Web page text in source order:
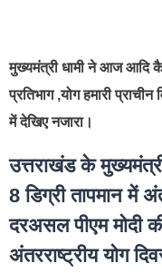
मुख्यमंत्री धामी ने आज आदि
प्रतिभाग ,योग हमारी
में देखिए नजारा।
उत्तराखंड के
8 डिग्री तापमान में
दरअसल पीएम मोदी
अंतरराष्ट्रीय योग